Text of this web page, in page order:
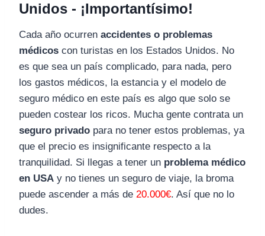
Unidos - ¡Importantísimo!
Cada año ocurren accidentes o problemas
médicos con turistas en los Estados Unidos. No
es que sea un país complicado, para nada, pero
los gastos médicos, la estancia y el modelo de
seguro médico en este país es algo que solo se
pueden costear los ricos. Mucha gente contrata un
seguro privado para no tener estos problemas, ya
que el precio es insignificante respecto a la
tranquilidad. Si llegas a tener un problema médico
en USA y no tienes un seguro de viaje, la broma
puede ascender a más de 20.000€. Así que no lo
dudes.